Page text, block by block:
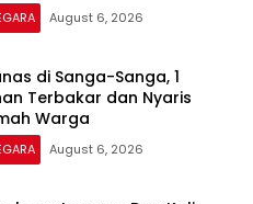
August 6, 2026
di Sanga-Sanga, 1
Terbakar dan Nyaris
Warga
August 6, 2026